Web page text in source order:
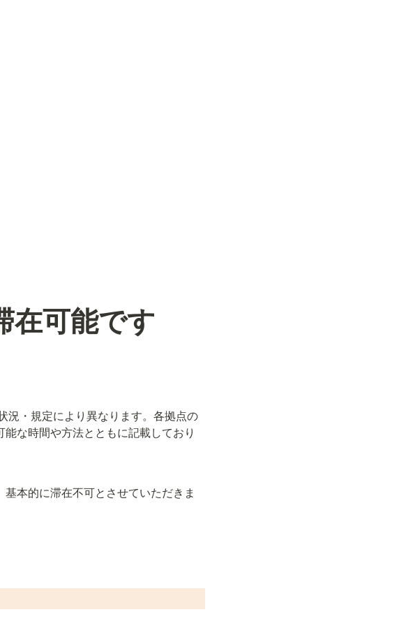
在可能です
況・規定により異なります。各拠点の
な時間や方法とともに記載しており
本的に滞在不可とさせていただきま